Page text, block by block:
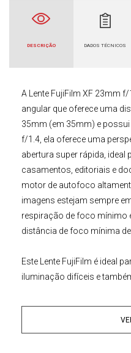
DESCRIÇÃO DADOS TÉCNICOS
A Lente FujiFilm XF 23mm f/
angular que oferece uma
35mm (em 35mm) e
f/1.4, ela oferece uma
abertura super rápida, ideal
casamentos, editoriais e
motor de autofoco
imagens estejam sempre
respiração de foco mínimo
distância de foco mínima
Este Lente FujiFilm é ideal
iluminação difíceis e
técnicas de foco seletivo.
arredondado de nove